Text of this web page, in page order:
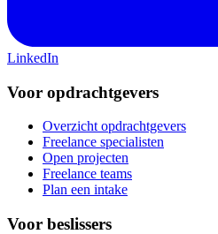
LinkedIn
Voor opdrachtgevers
Overzicht opdrachtgevers
Freelance specialisten
Open projecten
Freelance teams
Plan een intake
Voor beslissers